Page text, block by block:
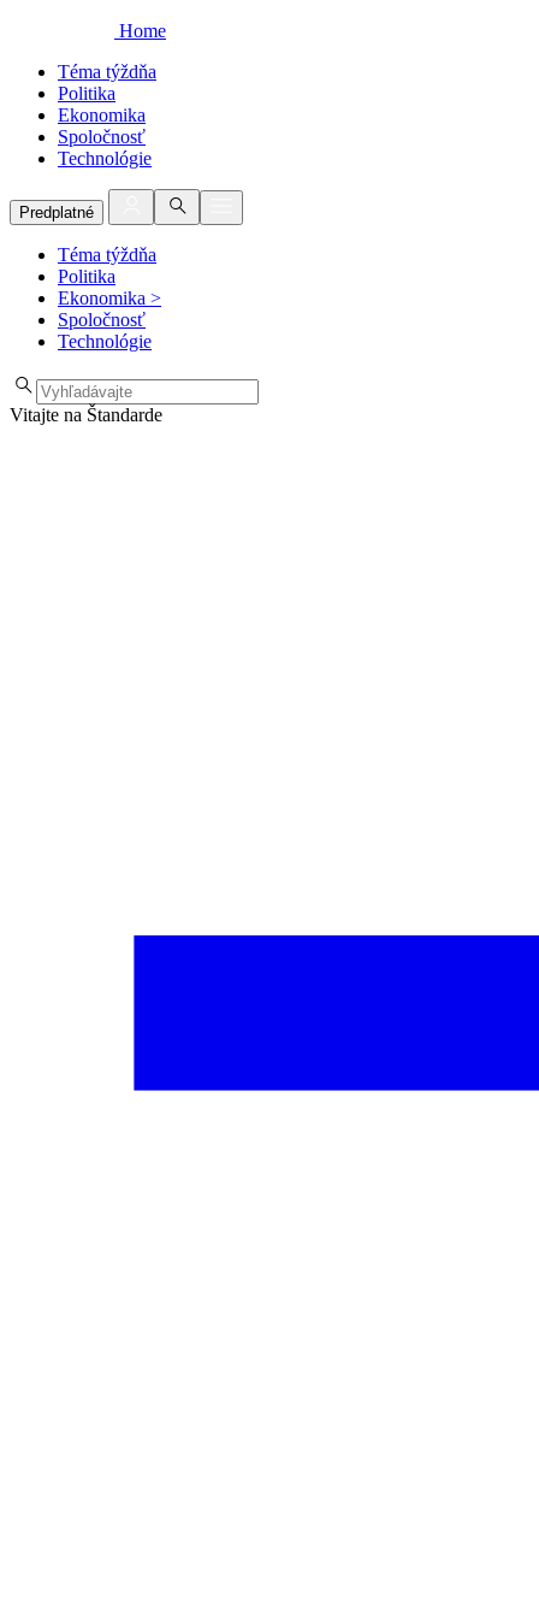
Home
Téma týždňa
Politika
Ekonomika
Spoločnosť
Technológie
Predplatné
Téma týždňa
Politika
Ekonomika >
Spoločnosť
Technológie
Vitajte na Štandarde